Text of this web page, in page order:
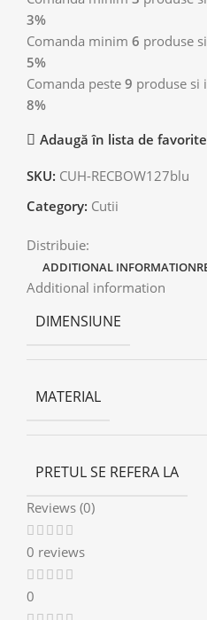
3%
Comanda minim 6 produse
5%
Comanda peste 9 produse si
8%
Adaugă în lista de favorite
SKU: CUH-RECBOW127blu
Category: Cutii
Distribuie:
ADDITIONAL INFORMATION
Additional information
DIMENSIUNE
MATERIAL
PRETUL SE REFERA LA
Reviews (0)
0 reviews
0